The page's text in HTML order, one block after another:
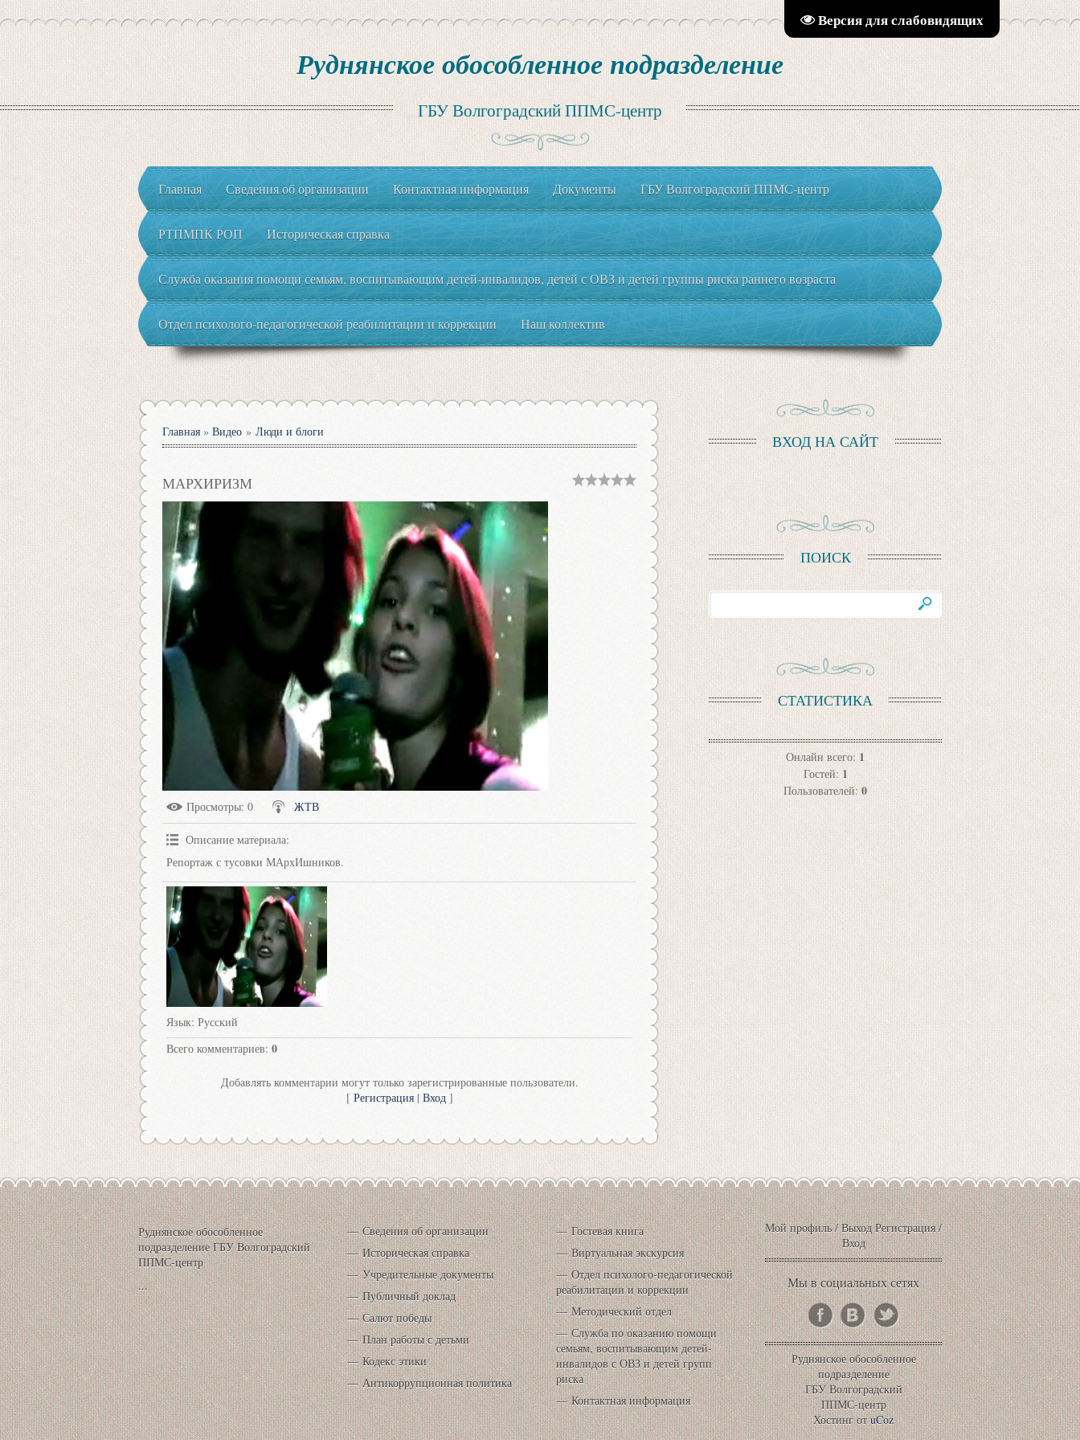
Версия для слабовидящих
Руднянское обособленное подразделение
ГБУ Волгоградский ППМС-центр
Главная Сведения об организации Контактная информация Документы ГБУ Волгоградский ППМС-центр
РТПМПК РОП Историческая справка
Служба оказания помощи семьям, воспитывающим детей-инвалидов, детей с ОВЗ и детей группы риска раннего возраста
Отдел психолого-педагогической реабилитации и коррекции Наш коллектив
Главная » Видео » Люди и блоги
МАРХИРИЗМ
Просмотры: 0 ЖТВ
Описание материала:
Репортаж с тусовки МАрхИшников.
Язык: Русский
Всего комментариев: 0
Добавлять комментарии могут только зарегистрированные пользователи.
[ Регистрация| Вход]
ВХОД НА САЙТ
ПОИСК
СТАТИСТИКА
Онлайн всего: 1
Гостей: 1
Пользователей:0
Руднянское обособленное
подразделение ГБУ Волгоградский
ППМС-центр
...
Сведения об организации
Историческая справка
Учредительные документы
Публичный доклад
Салют победы
План работы с детьми
Кодекс этики
Антикоррупционная политика
Гостевая книга
Виртуальная экскурсия
Отдел психолого-педагогической
реабилитации и коррекции
Методический отдел
Служба по оказанию помощи
семьям, воспитывающим детей-
инвалидов с ОВЗ и детей групп
риска
Контактная информация
Мой профиль/Выход Регистрация/
Вход
Мы в социальных сетях
Руднянское обособленное
подразделение
ГБУ Волгоградский
ППМС-центр
Хостинг отuCoz